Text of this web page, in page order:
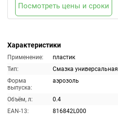
Характеристики
Применение:
пластик
Тип:
Смазка универсальная
Форма
выпуска:
аэрозоль
Объём, л:
0.4
EAN-13:
816842L000
Посмотреть цены и сроки